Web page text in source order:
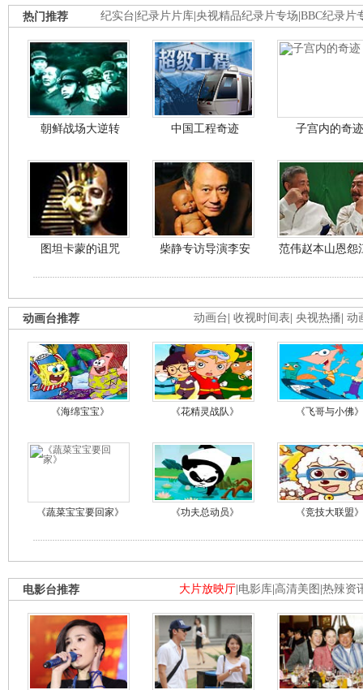
纪实台 纪录片片库 央视精品纪录片专场 BBC纪录片
热门推荐
朝鲜战场大逆转 中国工程奇迹 子宫内的奇迹
图坦卡蒙的诅咒 柴静专访导演李安 范伟赵本山恩怨
动画台 收视时间表 央视热播 动
动画台推荐
《海绵宝宝》 《花精灵战队》 《飞哥与小佛》
《蔬菜宝宝要回家》 《功夫总动员》 《竞技大联盟》
大片放映厅 电影库 高清美图 热辣资
电影台推荐